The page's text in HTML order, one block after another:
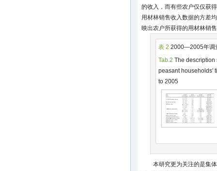
的收入，而有些农户仅仅获
用材林销售收入数据的方差
映出农户所获得的用材林销
表 2 2000—2005年调
Tab.2 The description
peasant households'
to 2005
本研究更为关注的是集